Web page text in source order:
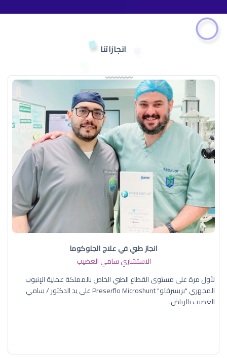
انجازاتنا
انجاز طبي في علاج الجلوكوما
الاستشاري سامي العضيب
لأول مرة على مستوى القطاع الطبي الخاص بالمملكة عملية الإنبوب
المجهري "بريسرفلو" Preserflo Microshunt على يد الدكتور / سامي
العضيب بالرياض.